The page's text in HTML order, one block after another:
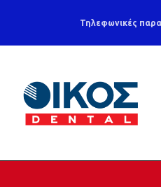
Τηλεφωνικές